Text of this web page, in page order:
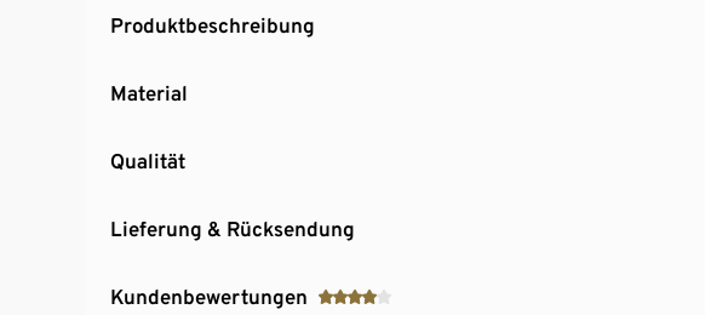
Produktbeschreibung
Material
Qualität
Lieferung & Rücksendung
Kundenbewertungen